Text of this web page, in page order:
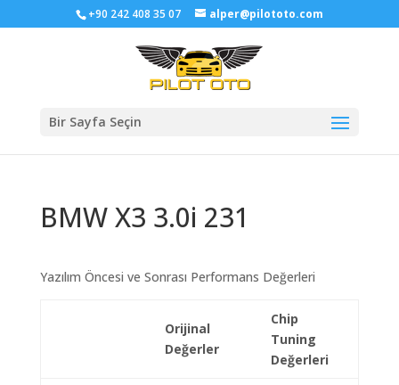
+90 242 408 35 07 alper@pilototo.com
Bir Sayfa Seçin
BMW X3 3.0i 231
Yazılım Öncesi ve Sonrası Performans Değerleri
Orijinal
Değerler
Chip
Tuning
Değerleri